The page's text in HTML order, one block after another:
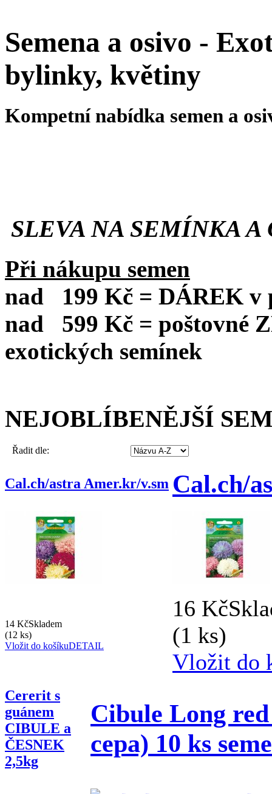
Semena a osivo -
bylinky, květiny
Kompetní nabídka semen a
SLEVA NA SEMÍNKA A
Při nákupu semen
nad 199 Kč = DÁREK v
nad 599 Kč = poštovné
exotických semínek
NEJOBLÍBENĚJŠÍ
Řadit dle:
Cal.ch/astra Amer.kr/v.sm Cal.ch/
14 KčSkladem
(12 ks)
Vložit do košíkuDETAIL
16 Kč
(1 ks)
Vložit do
Cererit s
guánem
CIBULE a
ČESNEK
2,5kg
Cibule Long
cepa) 10 ks